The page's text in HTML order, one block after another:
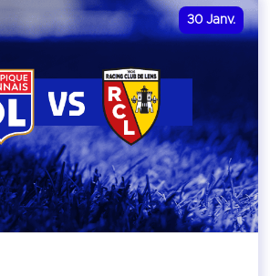
30 Janv.